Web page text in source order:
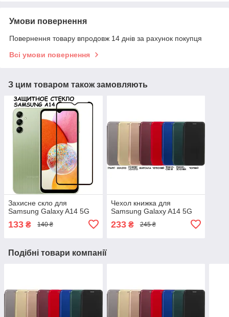
Умови повернення
Повернення товару впродовж 14 днів за рахунок покупця
Всі умови повернення
З цим товаром також замовляють
Захисне скло для
Samsung Galaxy A14 5G
133 ₴ 140 ₴
Чехол книжка для
Samsung Galaxy A14 5G
233₴ 245 ₴
Подібні товари компанії